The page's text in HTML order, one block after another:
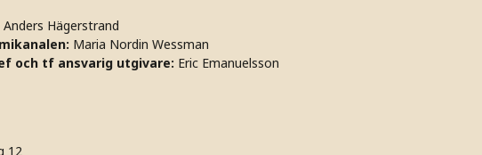
Anders Hägerstrand
Maria Nordin Wessman
och tf ansvarig utgivare: Eric Emanuelsson
12